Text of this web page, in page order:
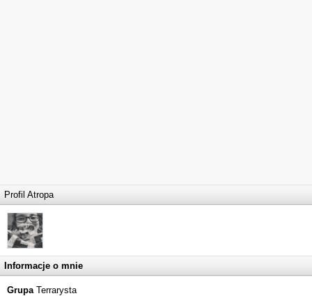
Profil Atropa
Informacje o mnie
GrupaTerrarysta